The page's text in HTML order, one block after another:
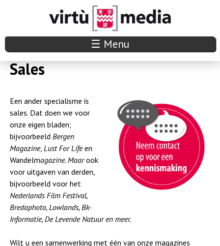
Overslaan
en
naar
de
V
i
t
u
m
e
d
a
☰ Menu
Sales
Een ander specialisme is
sales. Dat doen we voor
onze eigen bladen;
bijvoorbeeld Bergen
Magazine, Lust For Lifeen
Wandelmagazine. Maarook
voor uitgaven van derden,
bijvoorbeeld voor het
Nederlands Film Festival,
Bredaphoto, Lowlands, Bk-
Informatie, De Levende Natuur en meer.
Wilt u een samenwerking met één van onze magazines